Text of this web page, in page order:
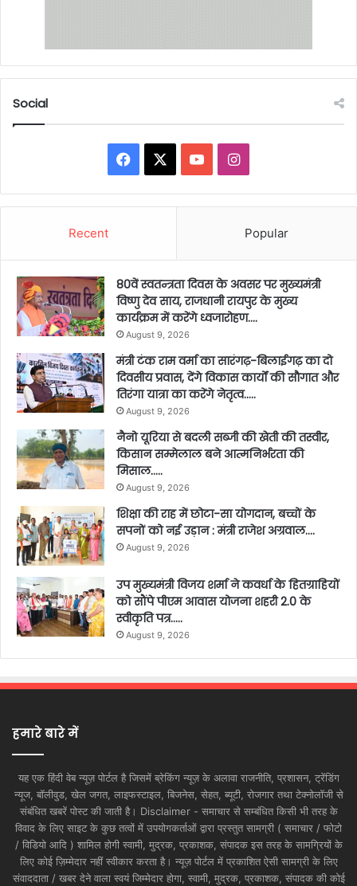
Social
Facebook YouTubeInstagram
Recent Popular
80वें स्वतन्त्रता दिवस के अवसर पर मुख्यमंत्री
विष्णु देव साय, राजधानी रायपुर के मुख्य
कार्यक्रम में करेंगे ध्वजारोहण….
August 9, 2026
मंत्री टंक राम वर्मा का सारंगढ़-बिलाईगढ़ का दो
दिवसीय प्रवास, देंगे विकास कार्यों की सौगात और
तिरंगा यात्रा का करेंगे नेतृत्व…..
August 9, 2026
नैनो यूरिया से बदली सब्जी की खेती की तस्वीर,
किसान सम्मेलाल बने आत्मनिर्भरता की
मिसाल…..
August 9, 2026
शिक्षा की राह में छोटा-सा योगदान, बच्चों के
सपनों को नई उड़ान : मंत्री राजेश अग्रवाल….
August 9, 2026
उप मुख्यमंत्री विजय शर्मा ने कवर्धा के हितग्राहियों
को सौंपे पीएम आवास योजना शहरी 2.0 के
स्वीकृति पत्र…..
August 9, 2026
हमारे बारे में
यह एक हिंदी वेब न्यूज़ पोर्टल है जिसमें ब्रेकिंग न्यूज़ के अलावा राजनीति, प्रशासन, ट्रेंडिंग
न्यूज, बॉलीवुड, खेल जगत, लाइफस्टाइल, बिजनेस, सेहत, ब्यूटी, रोजगार तथा टेक्नोलॉजी से
संबंधित खबरें पोस्ट की जाती है। Disclaimer - समाचार से सम्बंधित किसी भी तरह के
विवाद के लिए साइट के कुछ तत्वों में उपयोगकर्ताओं द्वारा प्रस्तुत सामग्री ( समाचार / फोटो
/ विडियो आदि ) शामिल होगी स्वामी, मुद्रक, प्रकाशक, संपादक इस तरह के सामग्रियों के
लिए कोई ज़िम्मेदार नहीं स्वीकार करता है। न्यूज़ पोर्टल में प्रकाशित ऐसी सामग्री के लिए
संवाददाता / खबर देने वाला स्वयं जिम्मेदार होगा, स्वामी, मुद्रक, प्रकाशक, संपादक की कोई